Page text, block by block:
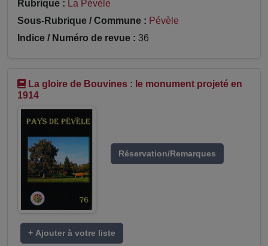
Rubrique : La Pévèle
Sous-Rubrique / Commune : Pévèle
Indice / Numéro de revue : 36
La gloire de Bouvines : le monument projeté en
1914
Réservation/Remarques
+ Ajouter à votre liste